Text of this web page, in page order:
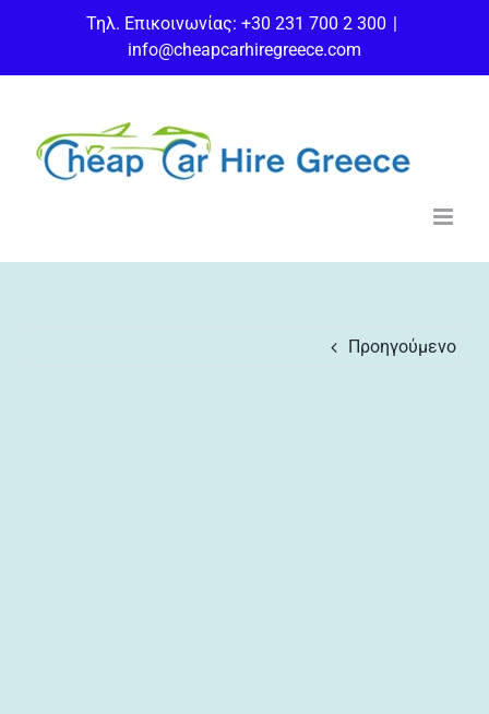
περιεχόμενο
Τηλ. Επικοινωνίας: +30 231 700 2 300 |
info@cheapcarhiregreece.com
Προηγούμενο